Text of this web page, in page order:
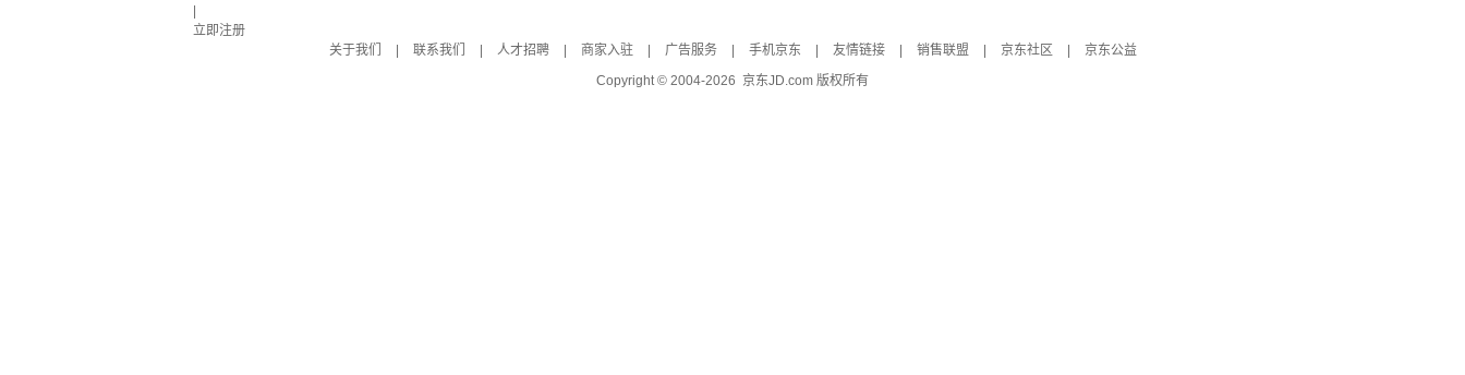
立即注册
关于我们
联系我们 人才招聘 商家入驻 广告服务 手机京东 友情链接 销售联盟 京东社区
京东公益
Copyright © 2004-2026 京东JD.com 版权所有